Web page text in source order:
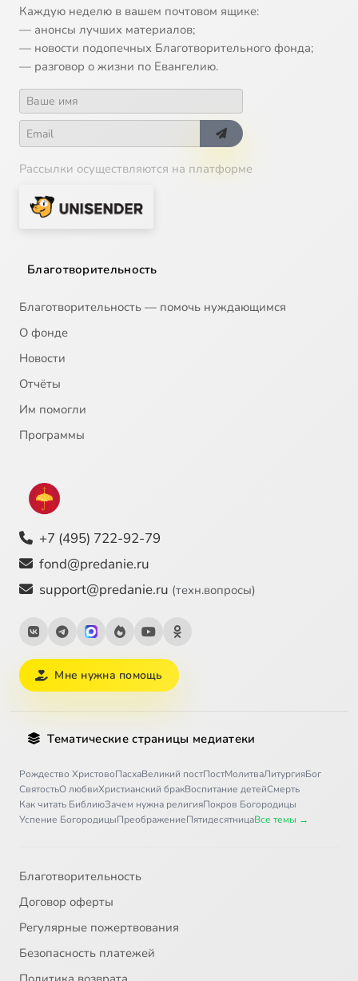
Каждую неделю в вашем почтовом ящике:
— анонсы лучших материалов;
— новости подопечных Благотворительного фонда;
— разговор о жизни по Евангелию.
Рассылки осуществляются на платформе
Благотворительность
Благотворительность — помочь нуждающимся
О фонде
Новости
Отчёты
Им помогли
Программы
+7 (495) 722-92-79
fond@predanie.ru
support@predanie.ru (техн.вопросы)
Мне нужна помощь
Тематические страницы медиатеки
Рождество ХристовоПасхаВеликий постПостМолитваЛитургияБог
СвятостьО любвиХристианский бракВоспитание детейСмерть
Как читать БиблиюЗачем нужна религияПокров Богородицы
Успение БогородицыПреображениеПятидесятницаВсе темы →
Благотворительность
Договор оферты
Регулярные пожертвования
Безопасность платежей